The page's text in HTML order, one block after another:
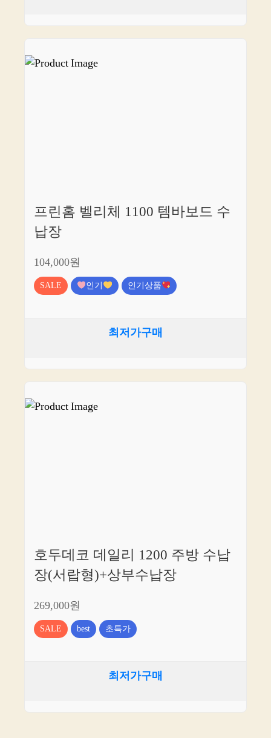
프린홈 벨리체 1100 템바보드 수
납장
104,000원
SALE 인기 인기상품
최저가구매
호두데코 데일리 1200 주방 수납
장(서랍형)+상부수납장
269,000원
SALE best 초특가
최저가구매